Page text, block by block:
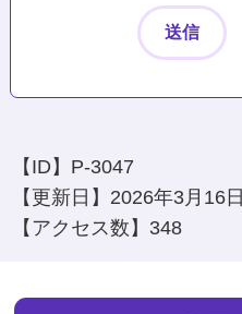
【ID】 P-3047
【更新日】 2026年3月16日
【アクセス数】 348